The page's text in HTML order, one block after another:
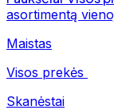
asortimentą
Maistas
Visos prekės
Skanėstai